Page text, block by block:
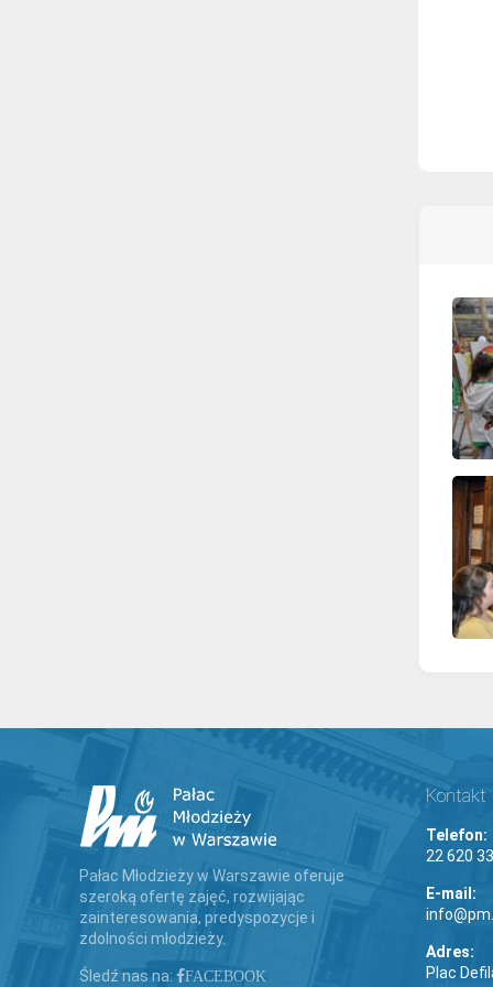
Pałac Młodzieży w Warszawie oferuje
szeroką ofertę zajęć, rozwijając
zainteresowania, predyspozycje i
zdolności młodzieży.
Śledź nas na: FACEBOOK
Kontakt
Telefon:
22 620
E-mail:
Adres:
Plac